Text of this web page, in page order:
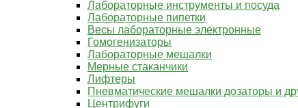
Лабораторные инструменты и посуда
Лабораторные пипетки
Весы лабораторные электронные
Гомогенизаторы
Лабораторные мешалки
Мерные стаканчики
Лифтеры
Пневматические мешалки дозаторы и
Центрифуги